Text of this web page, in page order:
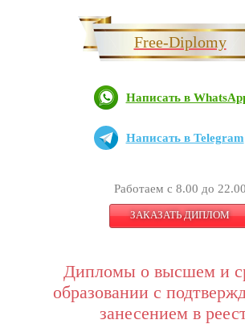
Free-Diplomy
Написать в
Написать в Telegram
Работаем с 8.00 до 22.00
ЗАКАЗАТЬ ДИПЛОМ
Дипломы о высшем и
образовании с
занесением в